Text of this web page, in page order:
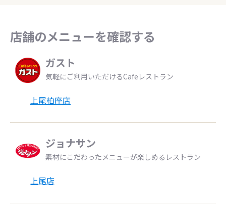
店舗のメニューを確認する
ガスト
気軽にご利用いただけるCafeレストラン
上尾柏座店
ジョナサン
素材にこだわったメニューが楽しめるレストラン
上尾店